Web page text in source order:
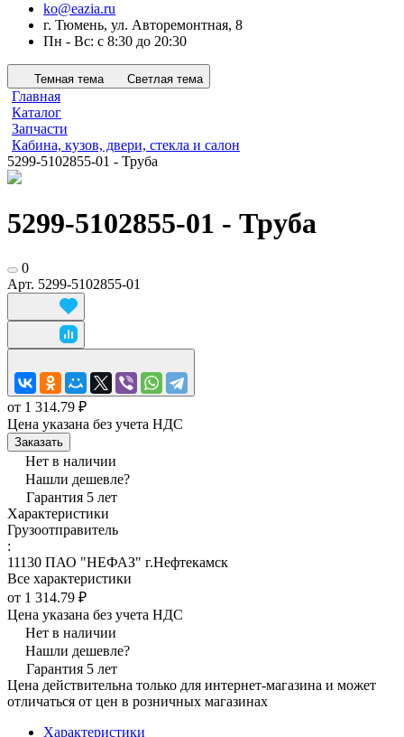
ko@eazia.ru
г. Тюмень, ул. Авторемонтная, 8
Пн - Вс: с 8:30 до 20:30
Темная тема Светлая тема
Главная
Каталог
Запчасти
Кабина, кузов, двери, стекла и салон
5299-5102855-01 - Труба
5299-5102855-01 - Труба
0
Арт. 5299-5102855-01
от 1 314.79 ₽
Цена указана без учета НДС
Заказать
Нет в наличии
Нашли дешевле?
Гарантия 5 лет
Характеристики
Грузоотправитель
:
11130 ПАО "НЕФАЗ" г.Нефтекамск
Все характеристики
от 1 314.79 ₽
Цена указана без учета НДС
Нет в наличии
Нашли дешевле?
Гарантия 5 лет
Цена действительна только для интернет-магазина и может
отличаться от цен в розничных магазинах
Характеристики